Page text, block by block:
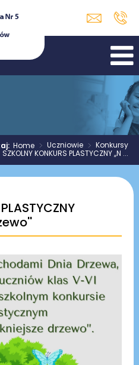
Home > Uczniowie > Konkursy
SZKOLNY KONKURS PLASTYCZNY ,,N ...